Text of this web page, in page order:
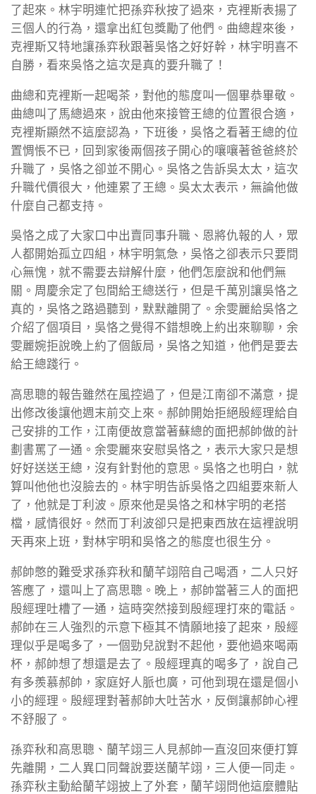
了起來。林宇明連忙把孫弈秋按了過來，克裡斯表揚了
三個人的行為，還拿出紅包獎勵了他們。曲總趕來後，
克裡斯又特地讓孫弈秋跟著吳恪之好好幹，林宇明喜不
自勝，看來吳恪之這次是真的要升職了！
曲總和克裡斯一起喝茶，對他的態度叫一個畢恭畢敬。
曲總叫了馬總過來，說由他來接管王總的位置很合適，
克裡斯顯然不這麼認為，下班後，吳恪之看著王總的位
置惆悵不已，回到家後兩個孩子開心的嚷嚷著爸爸終於
升職了，吳恪之卻並不開心。吳恪之告訴吳太太，這次
升職代價很大，他連累了王總。吳太太表示，無論他做
什麼自己都支持。
吳恪之成了大家口中出賣同事升職、恩將仇報的人，眾
人都開始孤立四組，林宇明氣急，吳恪之卻表示只要問
心無愧，就不需要去辯解什麼，他們怎麼說和他們無
關。周慶余定了包間給王總送行，但是千萬別讓吳恪之
真的，吳恪之路過聽到，默默離開了。余雯麗給吳恪之
介紹了個項目，吳恪之覺得不錯想晚上約出來聊聊，余
雯麗婉拒說晚上約了個飯局，吳恪之知道，他們是要去
給王總踐行。
高思聰的報告雖然在風控過了，但是江南卻不滿意，提
出修改後讓他週末前交上來。郝帥開始拒絕殷經理給自
己安排的工作，江南便故意當著蘇總的面把郝帥做的計
劃書罵了一通。余雯麗來安慰吳恪之，表示大家只是想
好好送送王總，沒有針對他的意思。吳恪之也明白，就
算叫他他也沒臉去的。林宇明告訴吳恪之四組要來新人
了，他就是丁利波。原來他是吳恪之和林宇明的老搭
檔，感情很好。然而丁利波卻只是把東西放在這裡說明
天再來上班，對林宇明和吳恪之的態度也很生分。
郝帥憋的難受求孫弈秋和蘭芊翊陪自己喝酒，二人只好
答應了，還叫上了高思聰。晚上，郝帥當著三人的面把
殷經理吐槽了一通，這時突然接到殷經理打來的電話。
郝帥在三人強烈的示意下極其不情願地接了起來，殷經
理似乎是喝多了，一個勁兒說對不起他，要他過來喝兩
杯，郝帥想了想還是去了。殷經理真的喝多了，說自己
有多羨慕郝帥，家庭好人脈也廣，可他到現在還是個小
小的經理。殷經理對著郝帥大吐苦水，反倒讓郝帥心裡
不舒服了。
孫弈秋和高思聰、蘭芊翊三人見郝帥一直沒回來便打算
先離開，二人異口同聲說要送蘭芊翊，三人便一同走。
孫弈秋主動給蘭芊翊披上了外套，蘭芊翊問他這麼體貼